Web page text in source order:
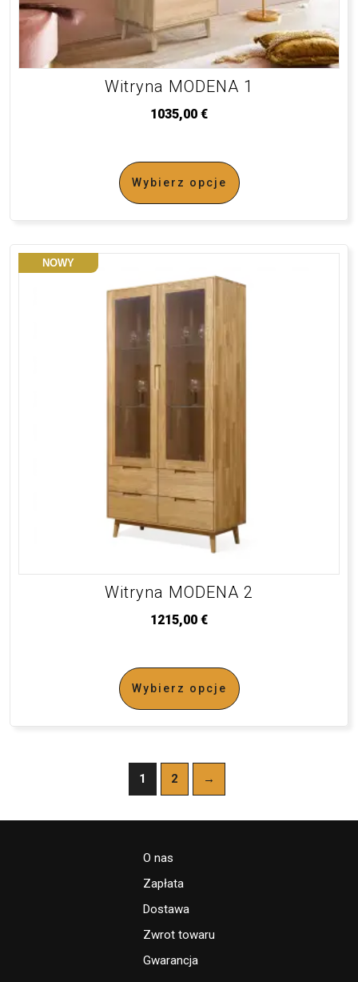
Witryna MODENA 1
1035,00 €
Wybierz opcje
NOWY
Witryna MODENA 2
1215,00 €
Wybierz opcje
1 2 →
O nas
Zapłata
Dostawa
Zwrot towaru
Gwarancja